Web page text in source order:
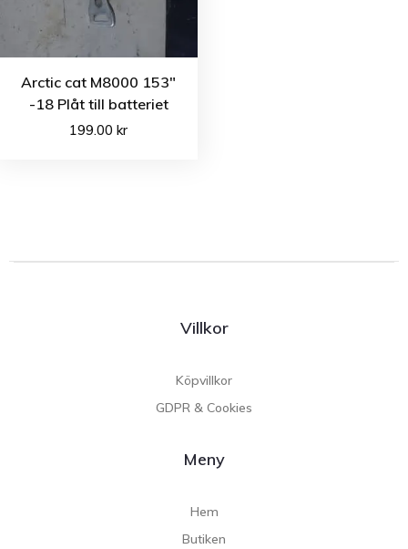
Arctic cat M8000 153″
-18 Plåt till batteriet
199.00kr
Villkor
Köpvillkor
GDPR & Cookies
Meny
Hem
Butiken